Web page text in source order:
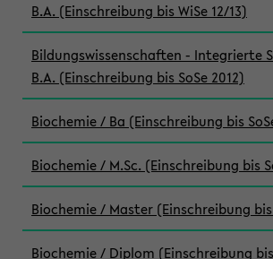
B.A. (Einschreibung bis WiSe 12/13)
Bildungswissenschaften - Integrierte
B.A. (Einschreibung bis SoSe 2012)
Biochemie / Ba (Einschreibung bis
Biochemie / M.Sc. (Einschreibung bis
Biochemie / Master (Einschreibung bis
Biochemie / Diplom (Einschreibung